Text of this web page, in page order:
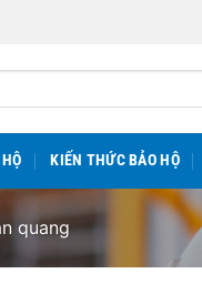
KIẾN THỨC BẢO HỘ
quang